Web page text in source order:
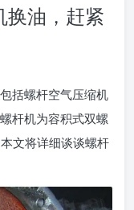
换油，赶紧
括螺杆空气压缩机
杆机为容积式双螺
文将详细谈谈螺杆